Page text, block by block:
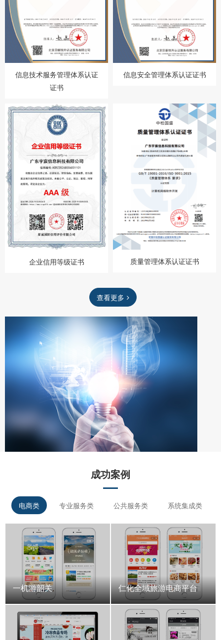
信息技术服务管理体系认证
证书
信息安全管理体系认证证书
企业信用等级证书 质量管理体系认证证书
查看更多
成功案例
电商类 专业服务类 公共服务类 系统集成类
一机游韶关 仁化全域旅游电商平台